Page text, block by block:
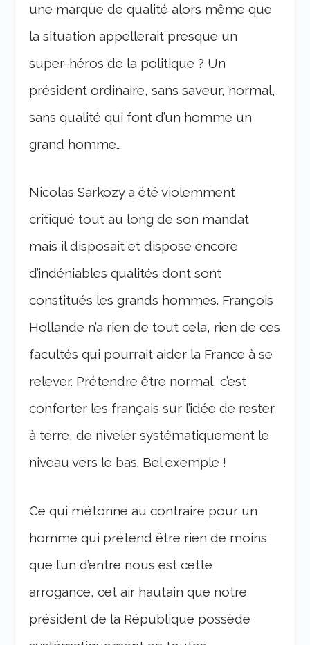
une marque de qualité alors même que
la situation appellerait presque un
super-héros de la politique ? Un
président ordinaire, sans saveur, normal,
sans qualité qui font d’un homme un
grand homme…
Nicolas Sarkozy a été violemment
critiqué tout au long de son mandat
mais il disposait et dispose encore
d’indéniables qualités dont sont
constitués les grands hommes. François
Hollande n’a rien de tout cela, rien de ces
facultés qui pourrait aider la France à se
relever. Prétendre être normal, c’est
conforter les français sur l’idée de rester
à terre, de niveler systématiquement le
niveau vers le bas. Bel exemple !
Ce qui m’étonne au contraire pour un
homme qui prétend être rien de moins
que l’un d’entre nous est cette
arrogance, cet air hautain que notre
président de la République possède